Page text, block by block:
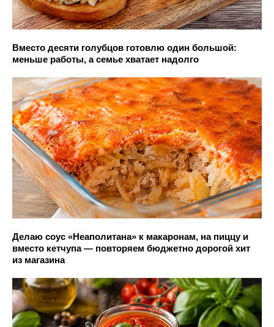
Вместо десяти голубцов готовлю один большой:
меньше работы, а семье хватает надолго
Делаю соус «Неаполитана» к макаронам, на пиццу и
вместо кетчупа — повторяем бюджетно дорогой хит
из магазина